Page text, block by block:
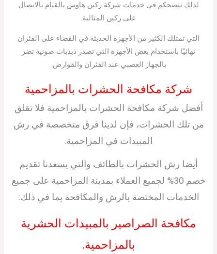
لذلك ننصحكم في خدمات شركة ركين هاوس بالقيام بالاتصال
على ركين المثالية.
التي تمتلك الكثير من الأجهزة الحديثة في القضاء على الفئران
نهائيًا باستخدام بعض الأجهزة التي تصدر ذبذبات صوتية تضر
بالجهاز العصبي عند الفئران والقوارض.
شركة مكافحة الحشرات بالمزاحمية
أفضل شركة مكافحة الحشرات بالمزاحمية فلا تقلق
من تلك الحشرات، فإن لدينا فرق متخصصة في رش
المبيدات في المزاحمية.
أيضا رش الحشرات بالطائف والتي يسعدنا تقديم
خصم 30% لجميع العملاء بمدينة المزاحمية على جميع
الخدمات المختصة بالرش والمكافحة بما في ذلك:
مكافحة الصراصير بالمبيدات الحشرية
بالمزاحمية.